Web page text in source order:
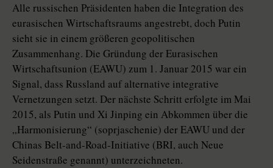
Alle russischen Präsidenten haben die Integration des
eurasischen Wirtschaftsraums angestrebt, doch Putin
sieht sie in einem größeren geopoli­tischen
Zusammenhang. Die Gründung der Eurasischen
Wirtschaftsunion (­EAWU) zum 1. Januar 2015 war ein
Signal, dass Russland auf alternative integrative
Vernetzungen setzt. Der nächste Schritt erfolgte im Mai
2015, als Putin und Xi Jinping ein Abkommen über die
„Harmonisierung“ (soprjaschenie) der EAWU und der
Chinas Belt-and-Road-Initiative (BRI, auch Neue
Seidenstraße genannt) unterzeichneten.